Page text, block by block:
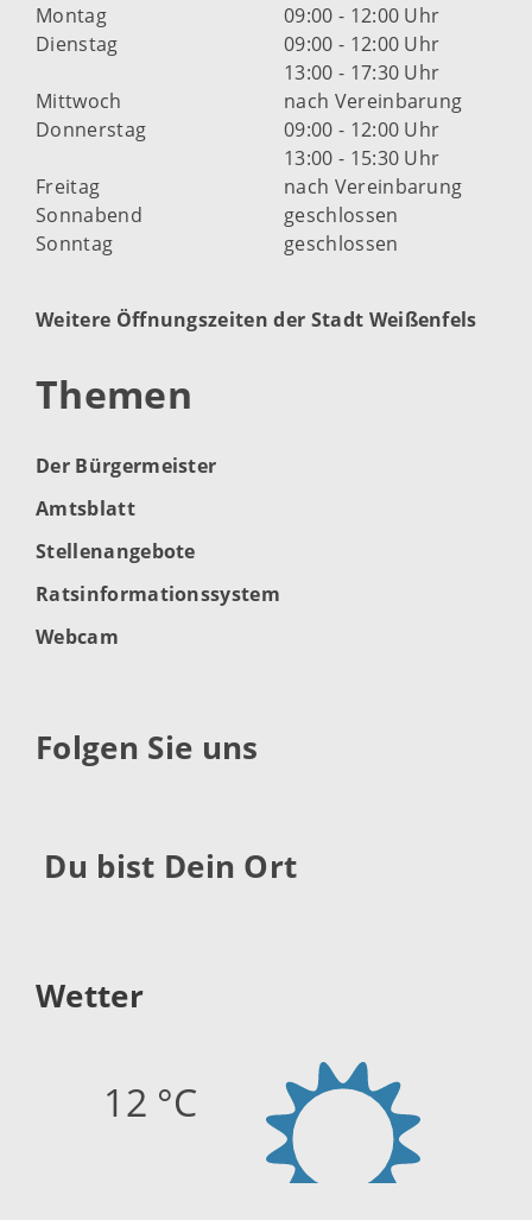
Montag
09:00 - 12:00 Uhr
Dienstag
09:00 - 12:00 Uhr
13:00 - 17:30 Uhr
Mittwoch
nach Vereinbarung
Donnerstag
09:00 - 12:00 Uhr
13:00 - 15:30 Uhr
Freitag
nach Vereinbarung
Sonnabend
geschlossen
Sonntag
geschlossen
Weitere Öffnungszeiten der Stadt Weißenfels
Themen
Der Bürgermeister
Amtsblatt
Stellenangebote
Ratsinformationssystem
Webcam
Folgen Sie uns
Du bist Dein Ort
Wetter
12 °C